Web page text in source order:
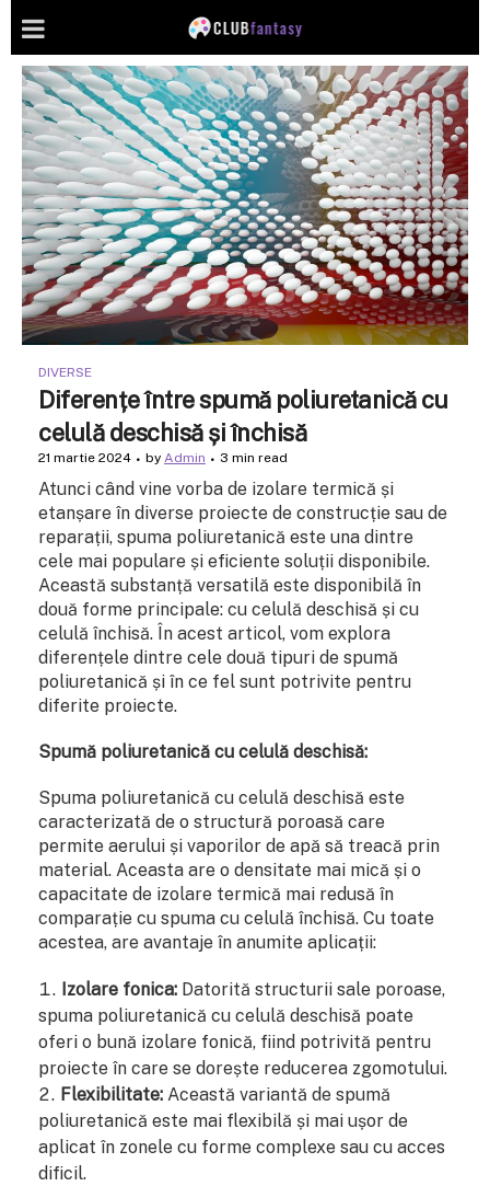
DIVERSE
Diferențe între spumă poliuretanică cu
celulă deschisă și închisă
21 martie 2024 by Admin 3 min read
Atunci când vine vorba de izolare termică și
etanșare în diverse proiecte de construcție sau de
reparații, spuma poliuretanică este una dintre
cele mai populare și eficiente soluții disponibile.
Această substanță versatilă este disponibilă în
două forme principale: cu celulă deschisă și cu
celulă închisă. În acest articol, vom explora
diferențele dintre cele două tipuri de spumă
poliuretanică și în ce fel sunt potrivite pentru
diferite proiecte.
Spumă poliuretanică cu celulă deschisă:
Spuma poliuretanică cu celulă deschisă este
caracterizată de o structură poroasă care
permite aerului și vaporilor de apă să treacă prin
material. Aceasta are o densitate mai mică și o
capacitate de izolare termică mai redusă în
comparație cu spuma cu celulă închisă. Cu toate
acestea, are avantaje în anumite aplicații:
Izolare fonica: Datorită structurii sale poroase,
spuma poliuretanică cu celulă deschisă poate
oferi o bună izolare fonică, fiind potrivită pentru
proiecte în care se dorește reducerea zgomotului.
Flexibilitate: Această variantă de spumă
poliuretanică este mai flexibilă și mai ușor de
aplicat în zonele cu forme complexe sau cu acces
dificil.